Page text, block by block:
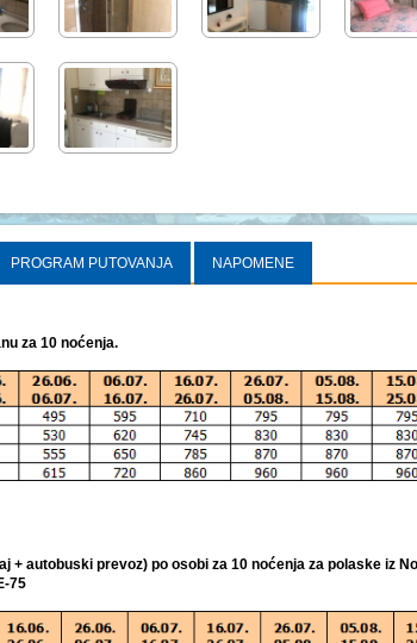
PROGRAM PUTOVANJA NAPOMENE
za 10 noćenja.
+ autobuski prevoz) po osobi za 10 noćenja za polaske iz
75